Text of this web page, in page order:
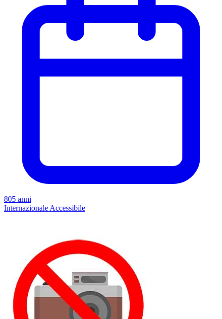
805 anni
Internazionale Accessibile